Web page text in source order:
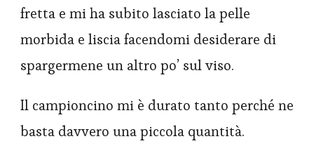
fretta e mi ha subito lasciato la pelle
morbida e liscia facendomi desiderare di
spargermene un altro po’ sul viso.
Il campioncino mi è durato tanto perché ne
basta davvero una piccola quantità.